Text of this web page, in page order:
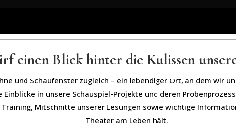
einen Blick hinter die Kulissen
und Schaufenster zugleich – ein lebendiger Ort, an dem wir
in unsere Schauspiel-Projekte und deren
Mitschnitte unserer Lesungen sowie wichtige
Theater am Leben hält.